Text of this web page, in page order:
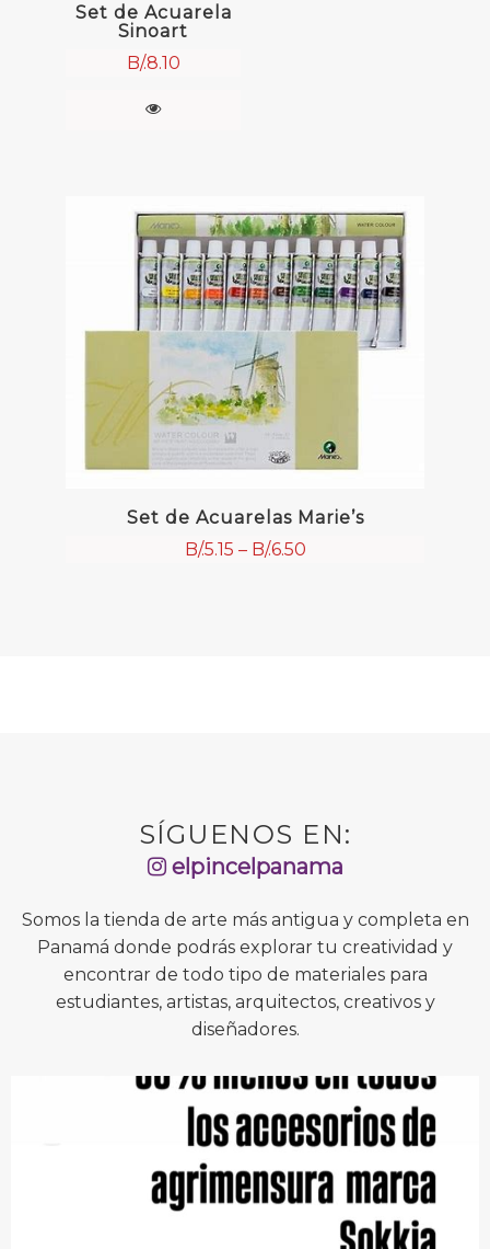
Set de Acuarela
Sinoart
B/.8.10
Set de Acuarelas Marie’s
B/.5.15 – B/.6.50
SÍGUENOS EN:
elpincelpanama
Somos la tienda de arte más antigua y completa en
Panamá donde podrás explorar tu creatividad y
encontrar de todo tipo de materiales para
estudiantes, artistas, arquitectos, creativos y
diseñadores.